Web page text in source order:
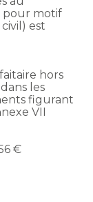
pour motif
est
hors
les
figurant
VII
€